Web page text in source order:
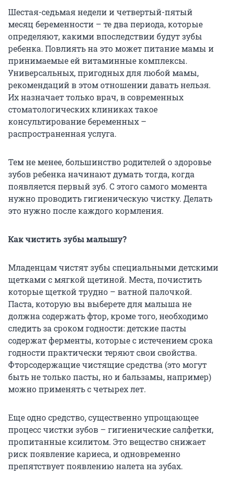
Шестая-седьмая недели и четвертый-пятый
месяц беременности – те два периода, которые
определяют, какими впоследствии будут зубы
ребенка. Повлиять на это может питание мамы и
принимаемые ей витаминные комплексы.
Универсальных, пригодных для любой мамы,
рекомендаций в этом отношении давать нельзя.
Их назначает только врач, в современных
стоматологических клиниках такое
консультирование беременных –
распространенная услуга.
Тем не менее, большинство родителей о здоровье
зубов ребенка начинают думать тогда, когда
появляется первый зуб. С этого самого момента
нужно проводить гигиеническую чистку. Делать
это нужно после каждого кормления.
Как чистить зубы малышу?
Младенцам чистят зубы специальными детскими
щетками с мягкой щетиной. Места, почистить
которые щеткой трудно – ватной палочкой.
Паста, которую вы выберете для малыша не
должна содержать фтор, кроме того, необходимо
следить за сроком годности: детские пасты
содержат ферменты, которые с истечением срока
годности практически теряют свои свойства.
Фторсодержащие чистящие средства (это могут
быть не только пасты, но и бальзамы, например)
можно применять с четырех лет.
Еще одно средство, существенно упрощающее
процесс чистки зубов – гигиенические салфетки,
пропитанные ксилитом. Это вещество снижает
риск появление кариеса, и одновременно
препятствует появлению налета на зубах.